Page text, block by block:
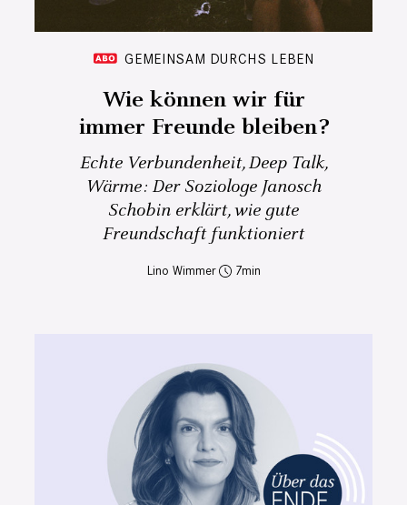
GEMEINSAM DURCHS LEBEN
Wie können wir für
immer Freunde bleiben?
Echte Verbundenheit, Deep Talk,
Wärme: Der Soziologe Janosch
Schobin erklärt, wie gute
Freundschaft funktioniert
Lino Wimmer 7